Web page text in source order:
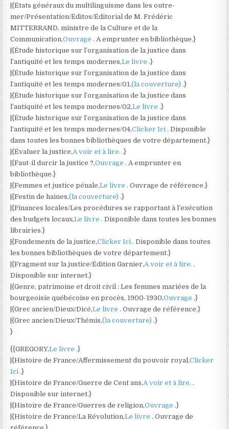
|{États généraux du multilinguisme dans les outre-
mer/Présentation/Éditos/Éditorial de M. Frédéric
MITTERRAND, ministre de la Culture et de la
Communication,Ouvrage . A emprunter en bibliothèque.}
|{Étude historique sur l’organisation de la justice dans
l’antiquité et les temps modernes,Le livre .}
|{Étude historique sur l’organisation de la justice dans
l’antiquité et les temps modernes/01,(la couverture) .}
|{Étude historique sur l’organisation de la justice dans
l’antiquité et les temps modernes/02,Le livre .}
|{Étude historique sur l’organisation de la justice dans
l’antiquité et les temps modernes/04,Clicker Ici . Disponible
dans toutes les bonnes bibliothèques de votre département.}
|{Évaluer la justice,A voir et à lire. .}
|{Faut-il durcir la justice ?,Ouvrage . A emprunter en
bibliothèque.}
|{Femmes et justice pénale,Le livre . Ouvrage de référence.}
|{Festin de haines,(la couverture) .}
|{Finances locales/Les procédures se rapportant à l’exécution
des budgets locaux,Le livre . Disponible dans toutes les bonnes
librairies.}
|{Fondements de la justice,Clicker Ici . Disponible dans toutes
les bonnes bibliothèques de votre département.}
|{Fragment sur la justice/Édition Garnier,A voir et à lire. .
Disponible sur internet.}
|{Genre, patrimoine et droit civil : Les femmes mariées de la
bourgeoisie québécoise en procès, 1900-1930,Ouvrage .}
|{Grec ancien/Dieux/Dicé,Le livre . Ouvrage de référence.}
|{Grec ancien/Dieux/Thémis,(la couverture) .}
}
{{GREGORY,Le livre .}
|{Histoire de France/Affermissement du pouvoir royal,Clicker
Ici .}
|{Histoire de France/Guerre de Cent ans,A voir et à lire. .
Disponible sur internet.}
|{Histoire de France/Guerres de religion,Ouvrage .}
|{Histoire de France/La Révolution,Le livre . Ouvrage de